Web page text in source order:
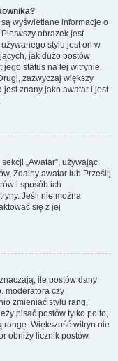
wyświetlane informacje o
obrazek jest
stylu jest on w
jak dużo postów
jego status na tej witrynie.
zazwyczaj większy
znany jako awatar i jest
„Awatar”, używając
Zdalny awatar lub Prześlij
i sposób ich
Jeśli nie można
się z jej
ile postów dany
moderatora czy
zmieniać stylu rang,
pisać postów tylko po to,
Większość witryn nie
obniży licznik postów